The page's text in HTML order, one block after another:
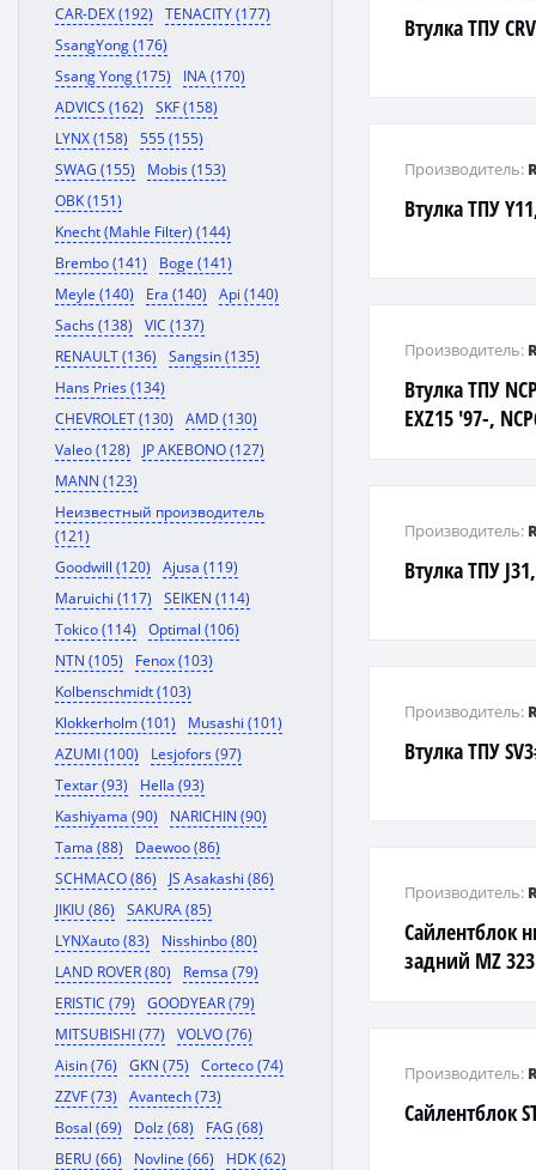
CAR-DEX (192)
TENACITY (177)
SsangYong (176)
Ssang Yong (175)
INA (170)
ADVICS (162)
SKF (158)
LYNX (158)
555 (155)
SWAG (155)
Mobis (153)
OBK (151)
Knecht (Mahle Filter) (144)
Brembo (141)
Boge (141)
Meyle (140)
Era (140)
Api (140)
Sachs (138)
VIC (137)
RENAULT (136)
Sangsin (135)
Hans Pries (134)
CHEVROLET (130)
AMD (130)
Valeo (128)
JP AKEBONO (127)
MANN (123)
Неизвестный производитель
(121)
Goodwill (120)
Ajusa (119)
Maruichi (117)
SEIKEN (114)
Tokico (114)
Optimal (106)
NTN (105)
Fenox (103)
Kolbenschmidt (103)
Klokkerholm (101)
Musashi (101)
AZUMI (100)
Lesjofors (97)
Textar (93)
Hella (93)
Kashiyama (90)
NARICHIN (90)
Tama (88)
Daewoo (86)
SCHMACO (86)
JS Asakashi (86)
JIKIU (86)
SAKURA (85)
LYNXauto (83)
Nisshinbo (80)
LAND ROVER (80)
Remsa (79)
ERISTIC (79)
GOODYEAR (79)
MITSUBISHI (77)
VOLVO (76)
Aisin (76)
GKN (75)
Corteco (74)
ZZVF (73)
Avantech (73)
Bosal (69)
Dolz (68)
FAG (68)
BERU (66)
Novline (66)
HDK (62)
Втулка ТПУ
Втулка ТПУ
Производитель:
Втулка ТПУ
EXZ15 '97-,
Производитель:
Втулка ТПУ
Производитель:
Втулка ТПУ
Производитель:
Сайлентблок
задний MZ 323
Производитель:
Сайлентблок
Производитель: